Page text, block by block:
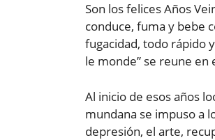
Son los felices Años
conduce, fuma y bebe
fugacidad, todo rápido
le monde” se reune en
Al inicio de esos años
mundana se impuso a
depresión, el arte,